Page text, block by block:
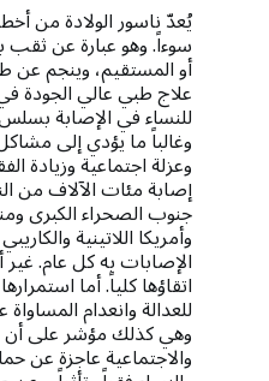
يُعدّ ناسور الولادة من
سوءاً. وهو عبارة عن ثقب
أو المستقيم، وينجم
علاج طبي عالي الجودة
للنساء في الإصابة بسلس
وغالباً ما يؤدي إلى
وعزلة اجتماعية وزيادة
إصابة مئات الآلاف من
جنوب الصحراء الكبرى
وأمريكا اللاتينية
الإصابات به كل عام. غير
اتقاؤها كلياً. أما
للعدالة وانعدام
وهي كذلك مؤشر على أن
والاجتماعية عاجزة عن